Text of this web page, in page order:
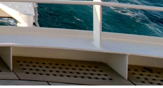
español
Indonesia
العربية